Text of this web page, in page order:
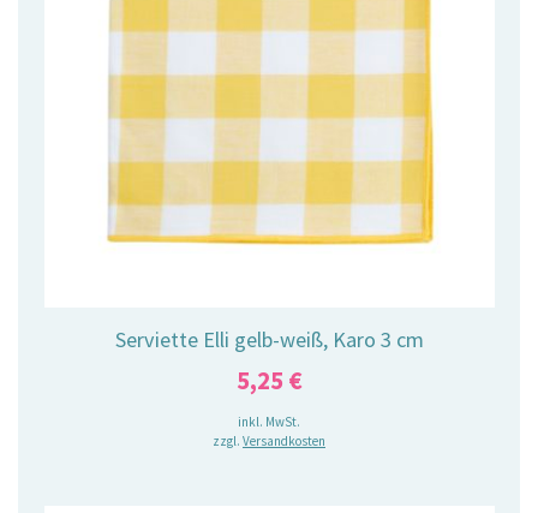
Serviette Elli gelb-weiß, Karo 3 cm
5,25 €
inkl. MwSt.
zzgl. Versandkosten